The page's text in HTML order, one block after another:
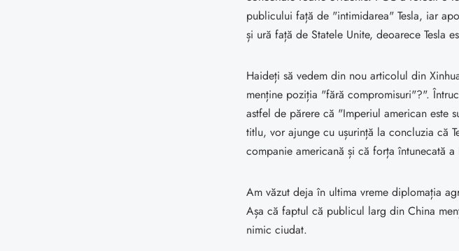
publicului față de "intimidarea" Tesla, iar
și ură față de Statele Unite, deoarece Tesla
Haideți să vedem din nou articolul din
menține poziția "fără compromisuri"?".
astfel de părere că "Imperiul american este
titlu, vor ajunge cu ușurință la concluzia că
companie americană și că forța întunecată
Am văzut deja în ultima vreme diplomația
Așa că faptul că publicul larg din China
nimic ciudat.